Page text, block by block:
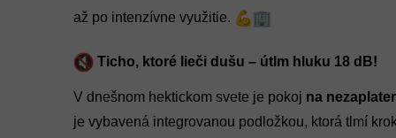
až po intenzívne využitie.
Ticho, ktoré lieči dušu – útlm hluku 18 dB!
V dnešnom hektickom svete je pokoj na
je vybavená integrovanou podložkou, ktorá tlmí